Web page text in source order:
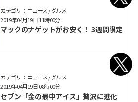
カテゴリ： ニュース / グルメ
マックのナゲットがお安く！ 3週間限定
2019年04月19日 11時00分
カテゴリ： ニュース / グルメ
セブン「金の最中アイス」贅沢に進化
2019年04月19日 08時00分